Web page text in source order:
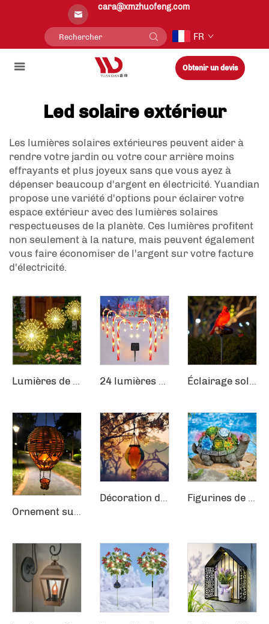
cara@xmzhuofeng.com
FR
Obtenir un devis
Led solaire extérieur
Les lumières solaires extérieures peuvent aider à
rendre votre jardin ou votre cour arrière moins
effrayants et plus joyeux sans que vous ayez à
dépenser beaucoup d'argent en électricité. Yuandian
propose une variété d'options pour éclairer votre
espace extérieur avec des lumières solaires
respectueuses de la planète. Ces lumières profitent
non seulement à la nature, mais peuvent également
vous faire économiser de l'argent sur votre facture
d'électricité.
Lumières de Feux d'Artifice Étanches Extérieures Dandelion Flash String Lumières Fées 120 LEDs Lumières de Pelouse Solaire 24 lumières solaires pour chemins de Noël, décorations lumineuses extérieures Éclairage solaire de Noël pour allée et jardin avec capteur Festif Houx Rouge Oiseau Cardinal
Décoration de Jardin à Flamme Flicker Solaire Ballon Chaude avec Lanterne suspendue Figurines de Tortue en Résine avec Plante Succulente pour Décoration Solaire Extérieure